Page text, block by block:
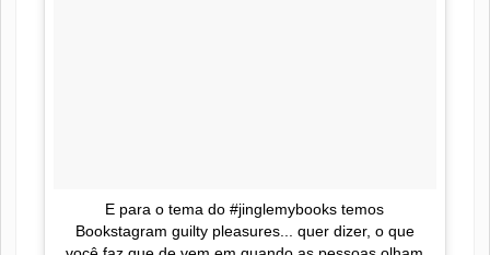
E para o tema do #jinglemybooks temos
Bookstagram guilty pleasures... quer dizer, o que